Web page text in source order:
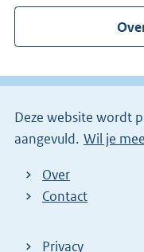
Deze website wordt
aangevuld. Wil je
Over
Contact
Privacy